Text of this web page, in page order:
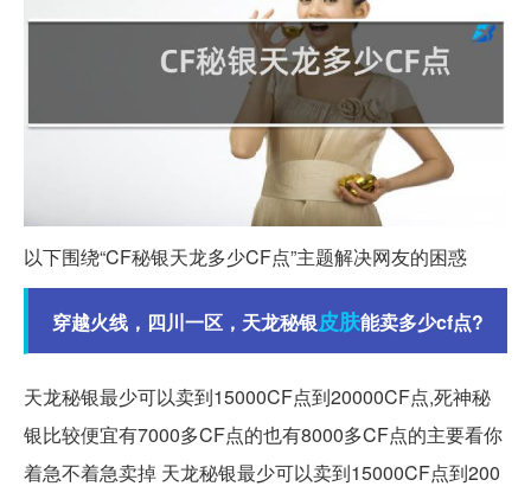
以下围绕“CF秘银天龙多少CF点”主题解决网友的困惑
穿越火线，四川一区，天龙秘银皮肤能卖多少cf点?
天龙秘银最少可以卖到15000CF点到20000CF点,死神秘
银比较便宜有7000多CF点的也有8000多CF点的主要看你
着急不着急卖掉 天龙秘银最少可以卖到15000CF点到200